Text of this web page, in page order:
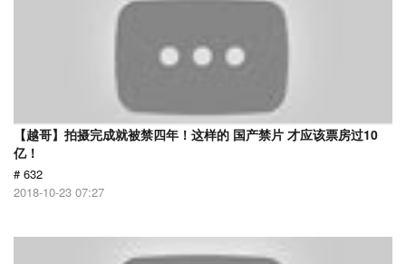
【越哥】拍摄完成就被禁四年！这样的 国产禁片 才应该票房过10
亿！
# 632
2018-10-23 07:27